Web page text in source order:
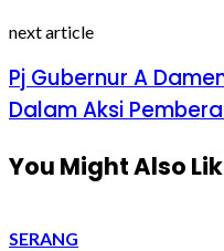
next article
Pj Gubernur A
Dalam Aksi
You Might Also
SERANG